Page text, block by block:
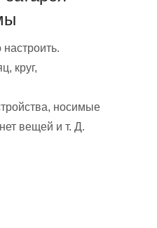
круг,
носимые
вещей и т. Д.